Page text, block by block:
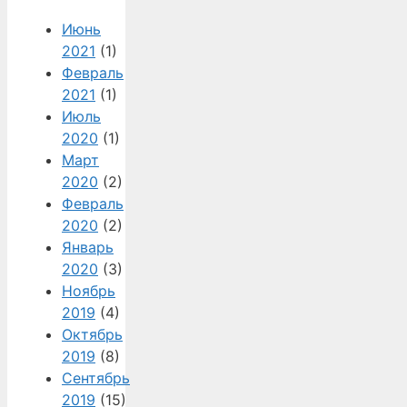
Июнь
2021 (1)
Февраль
2021 (1)
Июль
2020 (1)
Март
2020 (2)
Февраль
2020 (2)
Январь
2020 (3)
Ноябрь
2019 (4)
Октябрь
2019 (8)
Сентябрь
2019 (15)